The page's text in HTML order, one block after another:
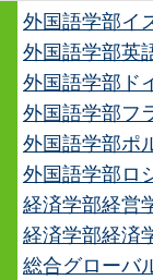
外国語学部イ
外国語学部英
外国語学部ド
外国語学部フ
外国語学部ポ
外国語学部ロ
経済学部経営
経済学部経済
総合グローバ